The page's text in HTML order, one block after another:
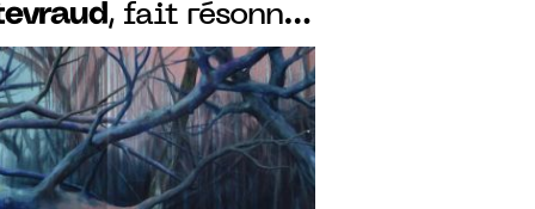
, fait résonner
d’Art moderne par
inattendues